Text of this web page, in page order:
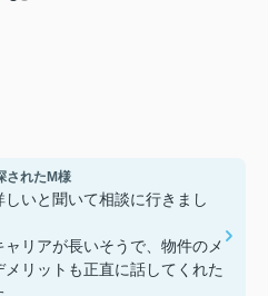
されたM様
いと聞いて相談に行きまし
リアが長いそうで、物件のメ
メリットも正直に話してくれた